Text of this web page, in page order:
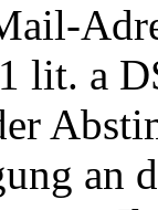
lit. a
an